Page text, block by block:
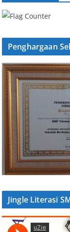
Penghargaan
Jingle Literasi